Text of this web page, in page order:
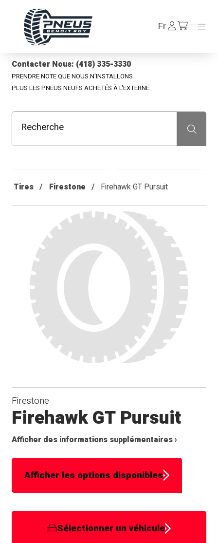
FrSe
connecter/fr/cart
Menu
Menu
Contacter Nous: (418) 335-3330
PRENDRE NOTE QUE NOUS N'INSTALLONS
PLUS LES PNEUS NEUFS ACHETÉS À L'EXTERNE
Recherche Recherche
Tires Firestone Firehawk GT Pursuit
Firestone
Firehawk GT Pursuit
Afficher des informations supplémentaires ›
Afficher les options disponibles
Sélectionner un véhicule